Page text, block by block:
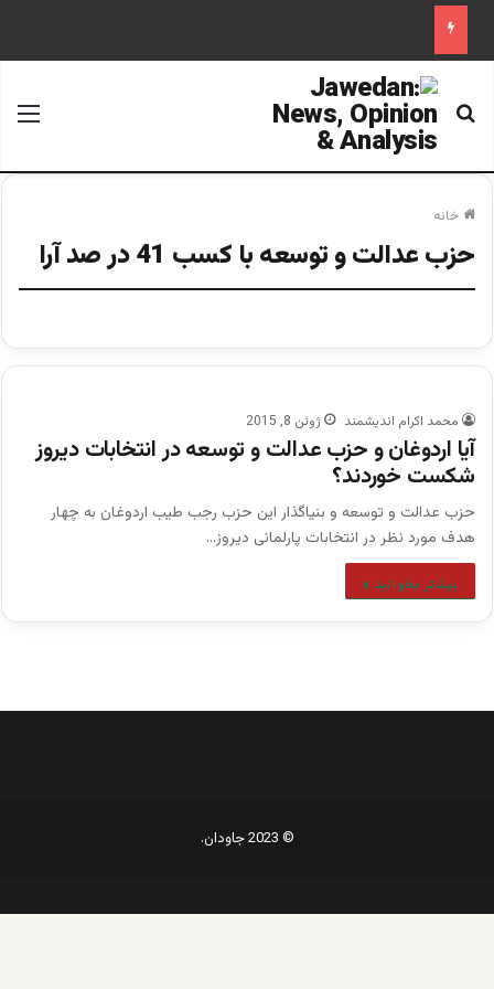
جستجو برای
خانه
حزب عدالت و توسعه با کسب 41 در صد آرا
محمد اکرام اندیشمند ژوئن 8, 2015
آیا اردوغان و حزب عدالت و توسعه در انتخابات دیروز
شکست خوردند؟
حزب عدالت و توسعه و بنیاگذار این حزب رجب طیب اردوغان به چهار
هدف مورد نظر در انتخابات پارلمانی دیروز…
بیشتر بخوانید »
© 2023 جاودان.